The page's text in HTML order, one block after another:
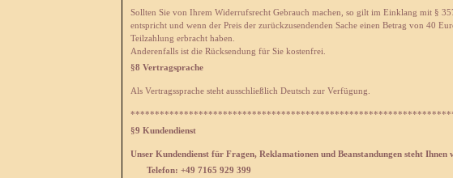
Sollten Sie von Ihrem Widerrufsrecht Gebrauch machen, so gilt im Einklang mit §
entspricht und wenn der Preis der zurückzusendenden Sache einen Betrag von 40
Teilzahlung erbracht haben.
Anderenfalls ist die Rücksendung für Sie kostenfrei.
§8 Vertragsprache
Als Vertragssprache steht ausschließlich Deutsch zur Verfügung.
§9 Kundendienst
Unser Kundendienst für Fragen, Reklamationen und Beanstandungen steht
Telefon: +49 7165 929 399